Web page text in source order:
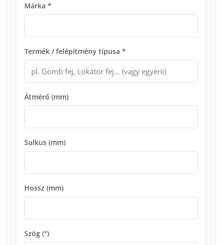
Márka *
Termék / felépítmény típusa *
Átmérő (mm)
Sulkus (mm)
Hossz (mm)
Szög (°)